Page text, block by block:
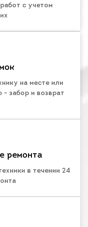
с учетом
на месте или
- забор и возврат
ремонта
в течении 24